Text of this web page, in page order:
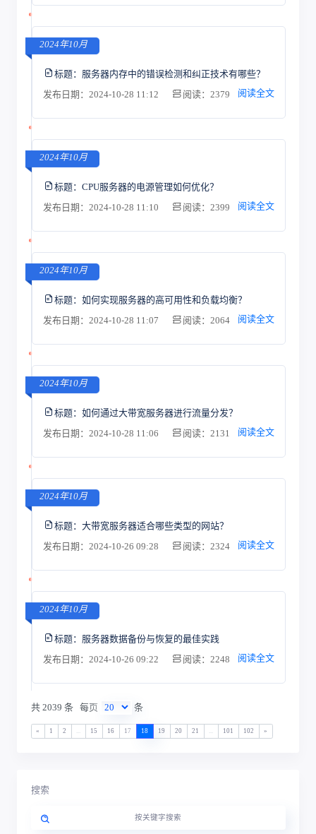
2024年10月
标题： 服务器内存中的错误检测和纠正技术有哪些？
发布日期：2024-10-28 11:12
阅读：2379 阅读全文
2024年10月
标题： CPU服务器的电源管理如何优化？
发布日期：2024-10-28 11:10
阅读：2399 阅读全文
2024年10月
标题： 如何实现服务器的高可用性和负载均衡？
发布日期：2024-10-28 11:07
阅读：2064 阅读全文
2024年10月
标题： 如何通过大带宽服务器进行流量分发？
发布日期：2024-10-28 11:06
阅读：2131 阅读全文
2024年10月
标题： 大带宽服务器适合哪些类型的网站？
发布日期：2024-10-26 09:28
阅读：2324 阅读全文
2024年10月
标题： 服务器数据备份与恢复的最佳实践
发布日期：2024-10-26 09:22
阅读：2248 阅读全文
共 2039 条 每页 条
« 1 2 15 16 17 18 19 20 21 101 102 »
搜索